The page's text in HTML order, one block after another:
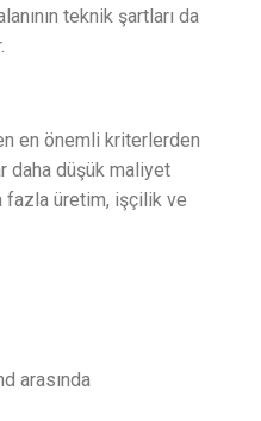
teknik şartları da
en önemli kriterlerden
daha düşük maliyet
fazla üretim, işçilik ve
arasında